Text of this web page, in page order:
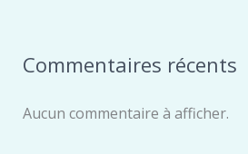
Commentaires récents
Aucun commentaire à afficher.